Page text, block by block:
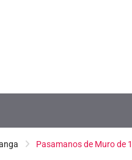
Pasamanos de Muro de